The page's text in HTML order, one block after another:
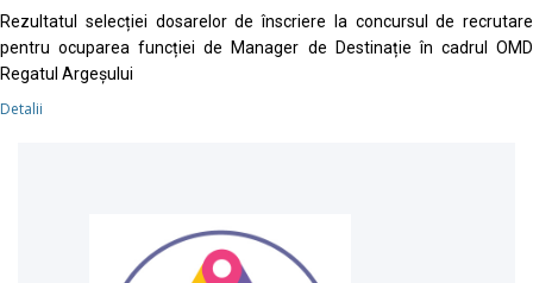
Rezultatul selecției dosarelor de înscriere la concursul de recrutare
pentru ocuparea funcției de Manager de Destinație în cadrul OMD
Regatul Argeșului
Detalii